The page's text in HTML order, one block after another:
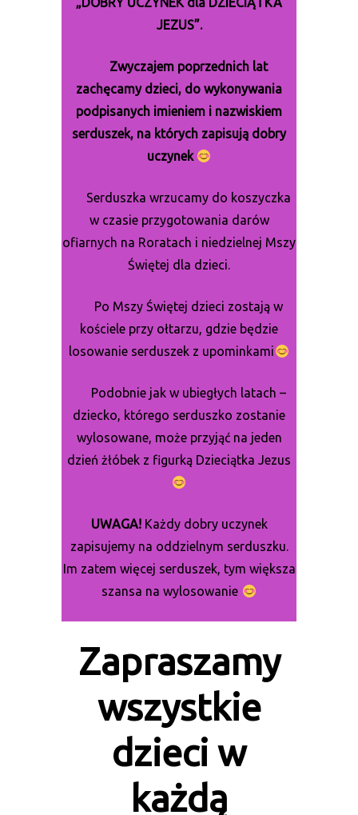
JEZUS”.
Zwyczajem poprzednich lat
zachęcamy dzieci, do wykonywania
podpisanych imieniem i nazwiskiem
serduszek, na których zapisują dobry
uczynek
Serduszka wrzucamy do koszyczka
w czasie przygotowania darów
ofiarnych na Roratach i niedzielnej Mszy
Świętej dla dzieci.
Po Mszy Świętej dzieci zostają w
kościele przy ołtarzu, gdzie będzie
losowanie serduszek z upominkami
Podobnie jak w ubiegłych latach –
dziecko, którego serduszko zostanie
wylosowane, może przyjąć na jeden
dzień żłóbek z figurką Dzieciątka Jezus
UWAGA!Każdy dobry uczynek
zapisujemy na oddzielnym serduszku.
Im zatem więcej serduszek, tym większa
szansa na wylosowanie
Zapraszamy
wszystkie
dzieci w
każdą